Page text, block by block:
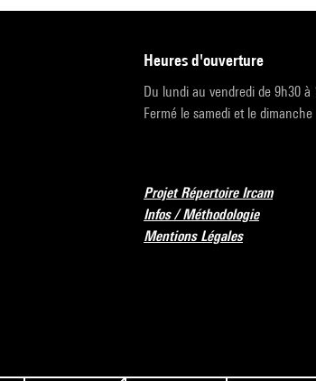
heures d'ouverture
Du lundi au vendredi de 9h30 à
Fermé le samedi et le dimanche
Projet Répertoire Ircam
Infos / Méthodologie
Mentions Légales